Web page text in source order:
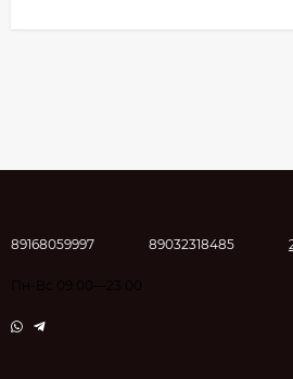
89168059997 89032318485
Пн-Вс 09:00—23:00